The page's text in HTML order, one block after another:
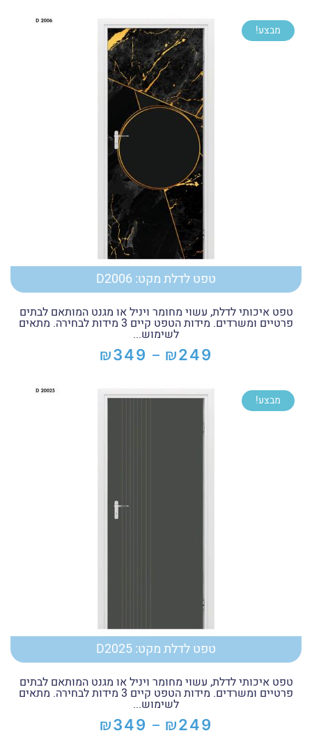
עד
⁦₪349⁩
מבצע!
טפט לדלת מקט: D2006
טפט איכותי לדלת, עשוי מחומר ויניל או מגנט המותאם לבתים
פרטיים ומשרדים. מידות הטפט קיים 3 מידות לבחירה. מתאים
לשימוש...
₪249
–
₪349טווח
עד
מבצע!
טפט לדלת מקט: D2025
טפט איכותי לדלת, עשוי מחומר ויניל או מגנט המותאם לבתים
פרטיים ומשרדים. מידות הטפט קיים 3 מידות לבחירה. מתאים
לשימוש...
₪249
–
₪349טווח